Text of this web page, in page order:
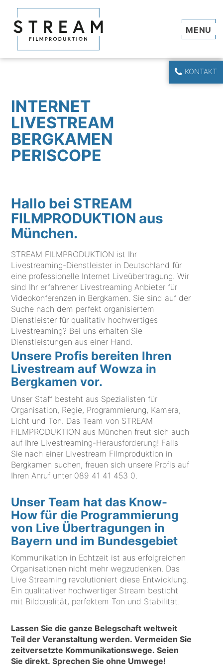
KONTAKT
INTERNET
LIVESTREAM
BERGKAMEN
PERISCOPE
Hallo bei STREAM
FILMPRODUKTION aus
München.
STREAM FILMPRODUKTION ist Ihr
Livestreaming-Dienstleister in Deutschland für
eine professionelle Internet Liveübertragung. Wir
sind Ihr erfahrener Livestreaming Anbieter für
Videokonferenzen in Bergkamen. Sie sind auf der
Suche nach dem perfekt organisiertem
Dienstleister für qualitativ hochwertiges
Livestreaming? Bei uns erhalten Sie
Dienstleistungen aus einer Hand.
Unsere Profis bereiten Ihren
Livestream auf Wowza in
Bergkamen vor.
Unser Staff besteht aus Spezialisten für
Organisation, Regie, Programmierung, Kamera,
Licht und Ton. Das Team von STREAM
FILMPRODUKTION aus München freut sich auch
auf Ihre Livestreaming-Herausforderung! Falls
Sie nach einer Livestream Filmproduktion in
Bergkamen suchen, freuen sich unsere Profis auf
Ihren Anruf unter 089 41 41 453 0
Unser Team hat das Know-
How für die Programmierung
von Live Übertragungen in
Bayern und im Bundesgebiet
Kommunikation in Echtzeit ist aus erfolgreichen
Organisationen nicht mehr wegzudenken. Das
Live Streaming revolutioniert diese Entwicklung.
Ein qualitativer hochwertiger Stream besticht
mit Bildqualität, perfektem Ton und Stabilität.
Lassen Sie die ganze Belegschaft weltweit
Teil der Veranstaltung werden. Vermeiden Sie
zeitversetzte Kommunikationswege. Seien
Sie direkt. Sprechen Sie ohne Umwege!